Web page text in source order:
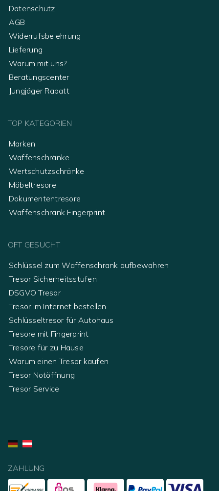
Datenschutz
AGB
Widerrufsbelehrung
Lieferung
Warum mit uns?
Beratungscenter
Jungjäger Rabatt
TOP KATEGORIEN
Marken
Waffenschränke
Wertschutzschränke
Möbeltresore
Dokumententresore
Waffenschrank Fingerprint
OFT GESUCHT
Schlüssel zum Waffenschrank aufbewahren
Tresor Sicherheitsstufen
DSGVO Tresor
Tresor im Internet bestellen
Schlüsseltresor für Autohaus
Tresore mit Fingerprint
Tresore für zu Hause
Warum einen Tresor kaufen
Tresor Notöffnung
Tresor Service
ZAHLUNG